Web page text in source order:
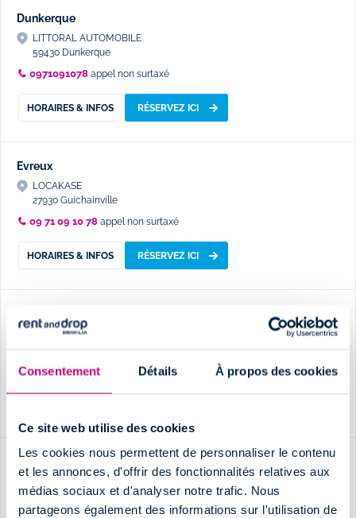
Consentement Détails À propos des cookies
Ce site web utilise des cookies
Les cookies nous permettent de personnaliser le contenu
et les annonces, d'offrir des fonctionnalités relatives aux
médias sociaux et d'analyser notre trafic. Nous
partageons également des informations sur l'utilisation de
Dunkerque
LITTORAL AUTOMOBILE
59430 Dunkerque
0971091078 appel non surtaxé
HORAIRES & INFOS RÉSERVEZ ICI
Evreux
LOCAKASE
27930 Guichainville
09 71 09 10 78 appel non surtaxé
HORAIRES & INFOS RÉSERVEZ ICI
A CHACUN SON BOX
09 71 09 10 78(numéro non surtaxé)
Gardanne (aller simple uniquement)
13320 Bouc-Bel-Air